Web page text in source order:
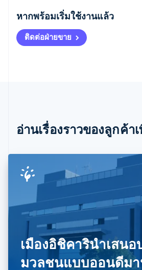
หากพร้อมเริ่มใช้งานแล้ว
ติดต่อฝ่ายขาย
อ่านเรื่องราวของลูกค้า
เมืองอิชิคารินำเสน
มวลชนแบบออนดีม
เขตบริหารพิเศษฮ่องกง ประเทศจีน
English简体中文
แคนาดา
EnglishFrançais
ญี่ปุ่น
日本語English
ไทย English
นอร์เวย์
นิวซีแลนด์
English
เนเธอร์แลนด์
NederlandsEnglish
บราซิล
English
บัลแกเรีย